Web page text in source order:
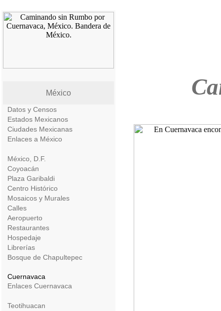
México
Datos y Censos
Estados Mexicanos
Ciudades Mexicanas
Enlaces a México
México, D.F.
Coyoacán
Plaza Garibaldi
Centro Histórico
Mosaicos y Murales
Calles
Aeropuerto
Restaurantes
Hospedaje
Librerías
Bosque de Chapultepec
Cuernavaca
Enlaces Cuernavaca
Teotihuacan